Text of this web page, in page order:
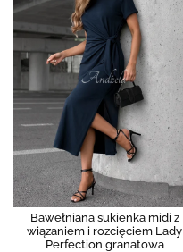
Bawełniana sukienka midi z
wiązaniem i rozcięciem Lady
Perfection granatowa